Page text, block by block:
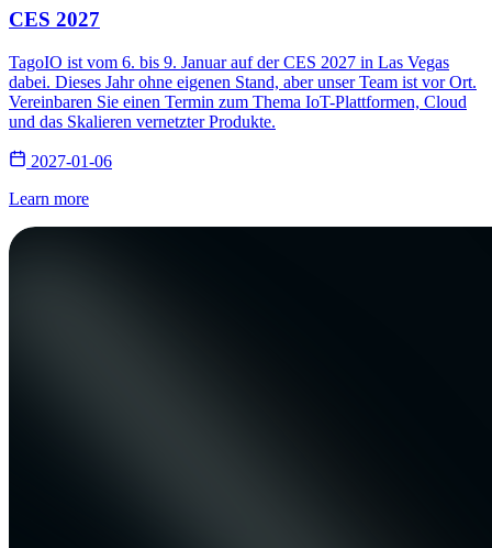
CES 2027
TagoIO ist vom 6. bis 9. Januar auf der CES 2027 in Las Vegas
dabei. Dieses Jahr ohne eigenen Stand, aber unser Team ist vor Ort.
Vereinbaren Sie einen Termin zum Thema IoT-Plattformen, Cloud
und das Skalieren vernetzter Produkte.
2027-01-06
Learn more